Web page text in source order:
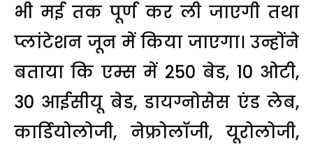
भी मई तक पूर्ण कर ली जाएगी तथा
प्लांटेशन जून में किया जाएगा। उन्होंने
बताया कि एम्स में 250 बेड, 10 ओटी,
30 आईसीयू बेड, डायग्नोसेस एंड लेब,
कार्डियोलोजी, नेफ्रोलॉजी, यूरोलोजी,